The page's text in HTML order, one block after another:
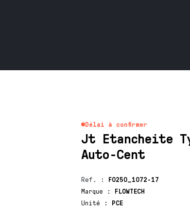
Délai à confirmer
Jt Etancheite
Auto-Cent
Ref. : F0250_1072-17
Marque
:
FLOWTECH
Unité
: PCE